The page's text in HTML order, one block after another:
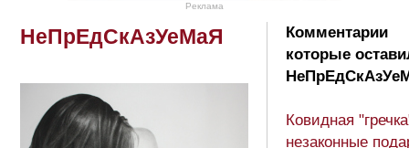
Реклама
НеПрЕдСкАзУеМаЯ
Комментарии
которые
Ковидная
незаконные